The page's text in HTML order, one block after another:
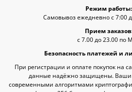
Режим работы:
Самовывоз ежедневно с 7:00
Прием
с 7.00 до 23.00 по
Безопасность платежей и
При регистрации и оплате покупок на
данные надёжно защищены.
современными алгоритмами